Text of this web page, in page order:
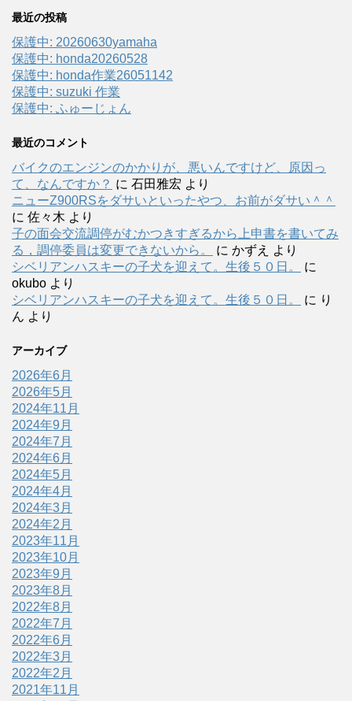
最近の投稿
保護中: 20260630yamaha
保護中: honda20260528
保護中: honda作業26051142
保護中: suzuki 作業
保護中: ふゅーじょん
最近のコメント
バイクのエンジンのかかりが、悪いんですけど、原因っ
て、なんですか？ に 石田雅宏 より
ニューZ900RSをダサいといったやつ、お前がダサい＾＾
に 佐々木 より
子の面会交流調停がむかつきすぎるから上申書を書いてみ
る，調停委員は変更できないから。
に かずえ
より
シベリアンハスキーの子犬を迎えて。生後５０日。
に
okubo より
シベリアンハスキーの子犬を迎えて。生後５０日。
に り
ん より
アーカイブ
2026年6月
2026年5月
2024年11月
2024年9月
2024年7月
2024年6月
2024年5月
2024年4月
2024年3月
2024年2月
2023年11月
2023年10月
2023年9月
2023年8月
2022年8月
2022年7月
2022年6月
2022年3月
2022年2月
2021年11月